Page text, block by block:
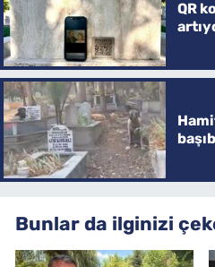
QR
Bunlar da ilginizi